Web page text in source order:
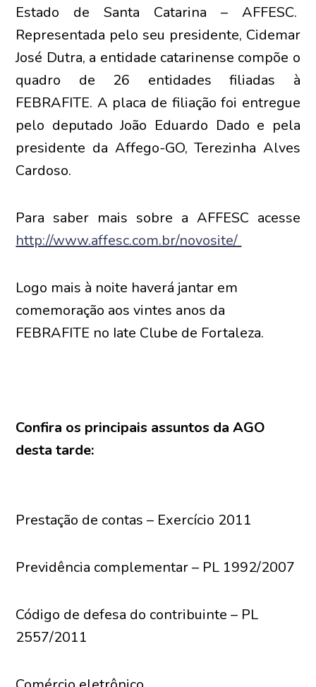
Estado de Santa Catarina – AFFESC.
Representada pelo seu presidente, Cidemar
José Dutra, a entidade catarinense compõe o
quadro de 26 entidades filiadas à
FEBRAFITE. A placa de filiação foi entregue
pelo deputado João Eduardo Dado e pela
presidente da Affego-GO, Terezinha Alves
Cardoso.
Para saber mais sobre a AFFESC acesse
http://www.affesc.com.br/novosite/
Logo mais à noite haverá jantar em
comemoração aos vintes anos da
FEBRAFITE no Iate Clube de Fortaleza.
Confira os principais assuntos da AGO
desta tarde:
Prestação de contas – Exercício 2011
Previdência complementar – PL 1992/2007
Código de defesa do contribuinte – PL
2557/2011